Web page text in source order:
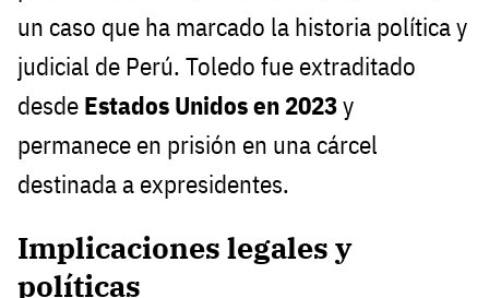
un caso que ha marcado la historia política y
judicial de Perú. Toledo fue extraditado
desde Estados Unidos en 2023y
permanece en prisión en una cárcel
destinada a expresidentes.
Implicaciones legales y
políticas